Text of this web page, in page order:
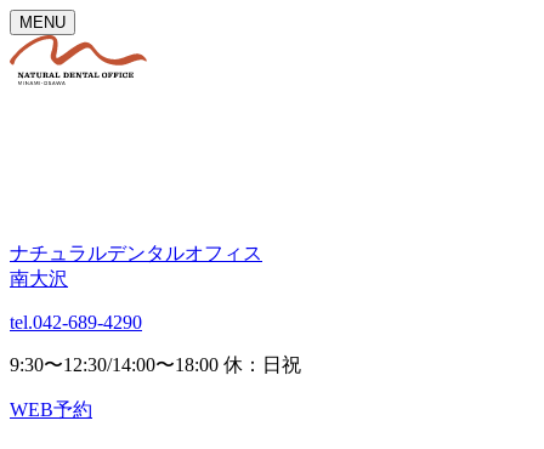
MENU
ナチュラルデンタルオフィス
南大沢
tel.042-689-4290
9:30〜12:30/14:00〜18:00 休：日祝
WEB予約